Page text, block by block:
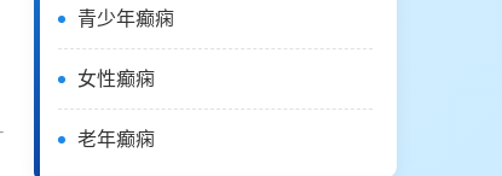
青少年癫痫
女性癫痫
老年癫痫